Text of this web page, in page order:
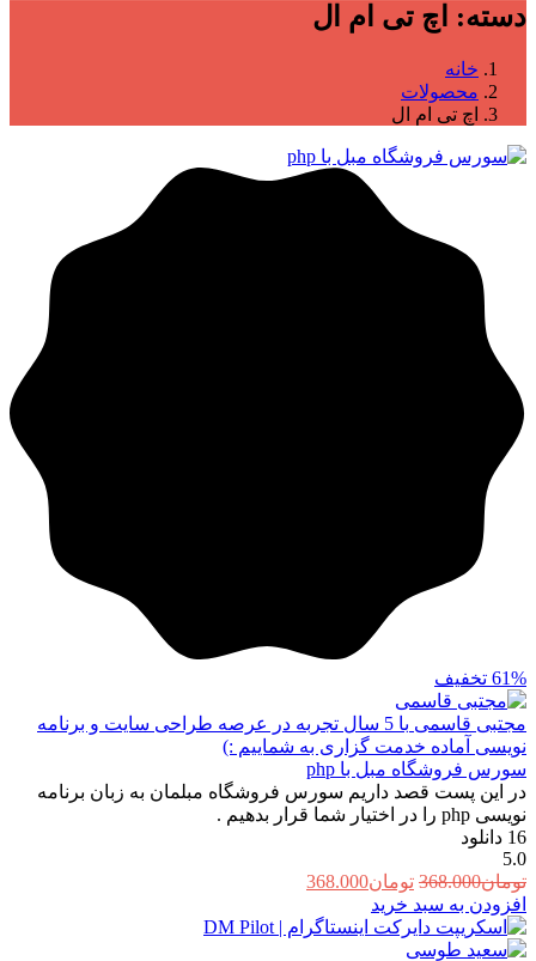
دسته: اچ تی ام ال
خانه
محصولات
اچ تی ام ال
61% تخفیف
مجتبی قاسمی
با 5 سال تجربه در عرصه طراحی سایت و برنامه
نویسی آماده خدمت گزاری به شماییم :)
سورس فروشگاه مبل با php
در این پست قصد داریم سورس فروشگاه مبلمان به زبان برنامه
نویسی php را در اختیار شما قرار بدهیم .
16 دانلود
5.0
تومان368.000 قیمت
اصلی:
تومان368.000
بود.
تومان368.000
تومان368.000.
افزودن به سبد خرید